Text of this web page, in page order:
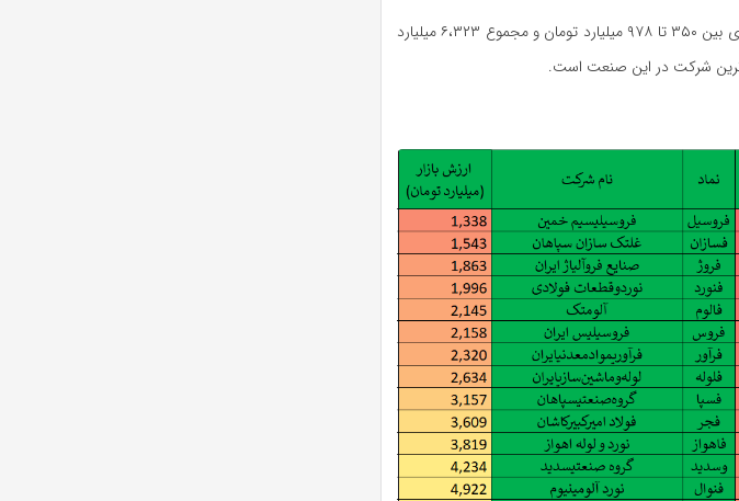
این صنعت همچنین دارای ۹ شرکت کوچک با ارزش بازاری بین ۳۵۰ تا ۹۷۸ میلیارد تومان و مجموع ۶،۳۲۳ میلیارد